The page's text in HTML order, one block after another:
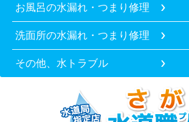
お風呂の水漏れ・つまり修理
洗面所の水漏れ・つまり修理
その他、水トラブル